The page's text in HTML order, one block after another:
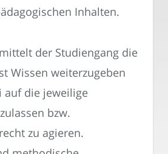
Inhalten.
der Studiengang die
Wissen weiterzugeben
auf die jeweilige
bzw.
zu agieren.